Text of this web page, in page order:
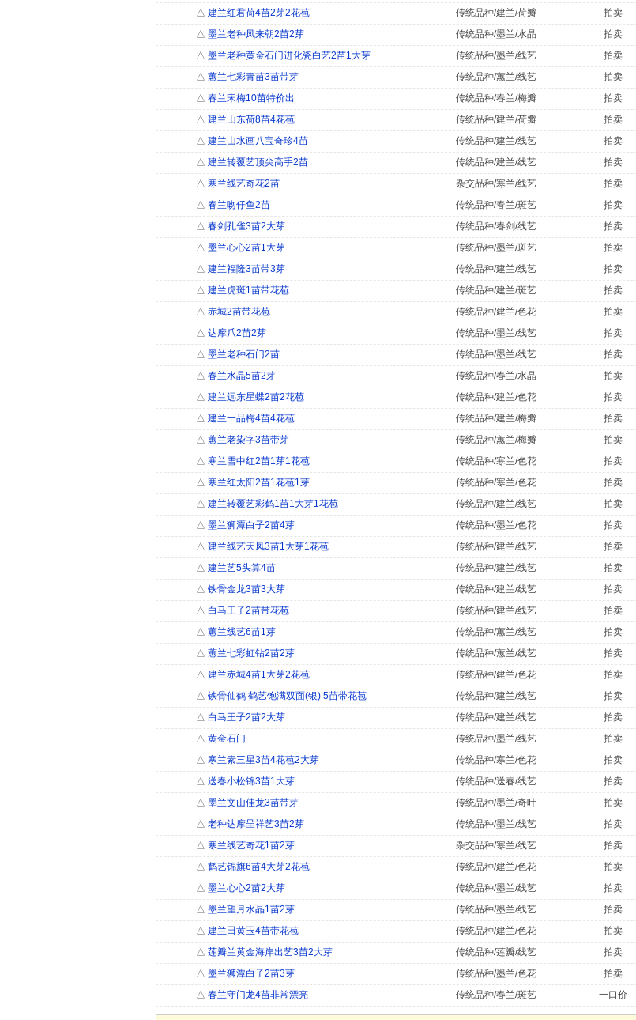
△ 建兰红君荷4苗2芽2花苞 传统品种/建兰/荷瓣 拍卖
△ 墨兰老种凤来朝2苗2芽 传统品种/墨兰/水晶 拍卖
△ 墨兰老种黄金石门进化瓷白艺2苗1大芽 传统品种/墨兰/线艺 拍卖
△ 蕙兰七彩青苗3苗带芽 传统品种/蕙兰/线艺 拍卖
△ 春兰宋梅10苗特价出 传统品种/春兰/梅瓣 拍卖
△ 建兰山东荷8苗4花苞 传统品种/建兰/荷瓣 拍卖
△ 建兰山水画八宝奇珍4苗 传统品种/建兰/线艺 拍卖
△ 建兰转覆艺顶尖高手2苗 传统品种/建兰/线艺 拍卖
△ 寒兰线艺奇花2苗 杂交品种/寒兰/线艺 拍卖
△ 春兰吻仔鱼2苗 传统品种/春兰/斑艺 拍卖
△ 春剑孔雀3苗2大芽 传统品种/春剑/线艺 拍卖
△ 墨兰心心2苗1大芽 传统品种/墨兰/斑艺 拍卖
△ 建兰福隆3苗带3芽 传统品种/建兰/线艺 拍卖
△ 建兰虎斑1苗带花苞 传统品种/建兰/斑艺 拍卖
△ 赤城2苗带花苞 传统品种/建兰/色花 拍卖
△ 达摩爪2苗2芽 传统品种/墨兰/线艺 拍卖
△ 墨兰老种石门2苗 传统品种/墨兰/线艺 拍卖
△ 春兰水晶5苗2芽 传统品种/春兰/水晶 拍卖
△ 建兰远东星蝶2苗2花苞 传统品种/建兰/色花 拍卖
△ 建兰一品梅4苗4花苞 传统品种/建兰/梅瓣 拍卖
△ 蕙兰老染字3苗带芽 传统品种/蕙兰/梅瓣 拍卖
△ 寒兰雪中红2苗1芽1花苞 传统品种/寒兰/色花 拍卖
△ 寒兰红太阳2苗1花苞1芽 传统品种/寒兰/色花 拍卖
△ 建兰转覆艺彩鹤1苗1大芽1花苞 传统品种/建兰/线艺 拍卖
△ 墨兰狮潭白子2苗4芽 传统品种/墨兰/色花 拍卖
△ 建兰线艺天凤3苗1大芽1花苞 传统品种/建兰/线艺 拍卖
△ 建兰艺5头算4苗 传统品种/建兰/线艺 拍卖
△ 铁骨金龙3苗3大芽 传统品种/建兰/线艺 拍卖
△ 白马王子2苗带花苞 传统品种/建兰/线艺 拍卖
△ 蕙兰线艺6苗1芽 传统品种/蕙兰/线艺 拍卖
△ 蕙兰七彩虹钻2苗2芽 传统品种/蕙兰/线艺 拍卖
△ 建兰赤城4苗1大芽2花苞 传统品种/建兰/色花 拍卖
△ 铁骨仙鹤 鹤艺饱满双面(银) 5苗带花苞 传统品种/建兰/线艺 拍卖
△ 白马王子2苗2大芽 传统品种/建兰/线艺 拍卖
△ 黄金石门 传统品种/墨兰/线艺 拍卖
△ 寒兰素三星3苗4花苞2大芽 传统品种/寒兰/色花 拍卖
△ 送春小松锦3苗1大芽 传统品种/送春/线艺 拍卖
△ 墨兰文山佳龙3苗带芽 传统品种/墨兰/奇叶 拍卖
△ 老种达摩呈祥艺3苗2芽 传统品种/墨兰/线艺 拍卖
△ 寒兰线艺奇花1苗2芽 杂交品种/寒兰/线艺 拍卖
△ 鹤艺锦旗6苗4大芽2花苞 传统品种/建兰/色花 拍卖
△ 墨兰心心2苗2大芽 传统品种/墨兰/线艺 拍卖
△ 墨兰望月水晶1苗2芽 传统品种/墨兰/线艺 拍卖
△ 建兰田黄玉4苗带花苞 传统品种/建兰/色花 拍卖
△ 莲瓣兰黄金海岸出艺3苗2大芽 传统品种/莲瓣/线艺 拍卖
△ 墨兰狮潭白子2苗3芽 传统品种/墨兰/色花 拍卖
△ 春兰守门龙4苗非常漂亮 传统品种/春兰/斑艺 一口价